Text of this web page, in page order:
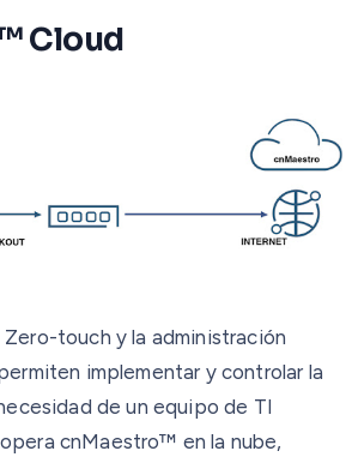
Cloud
touch y la administración
implementar y controlar la
de un equipo de TI
cnMaestro™ en la nube,